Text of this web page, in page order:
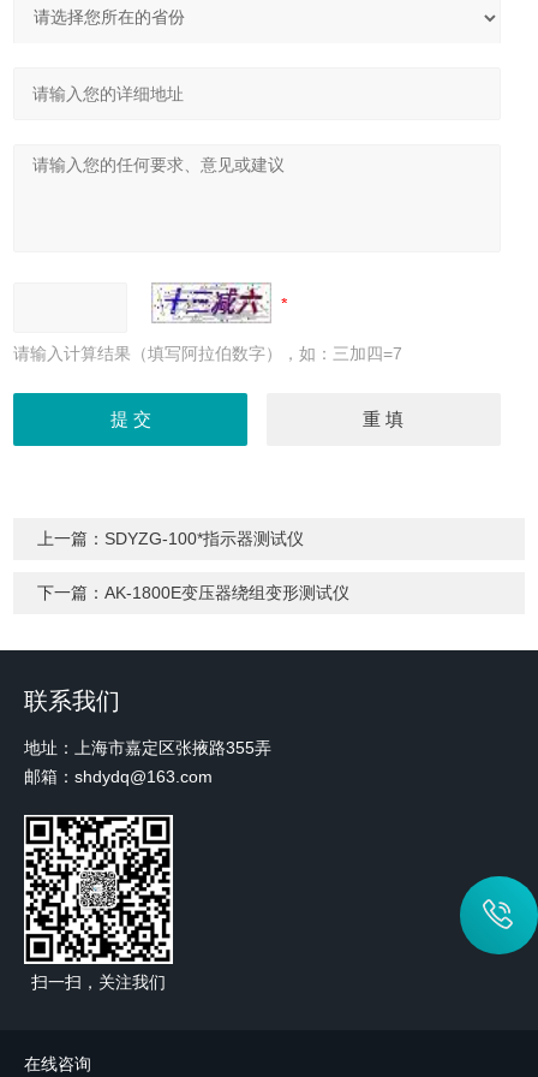
请输入计算结果（填写阿拉伯数字），如：三加四=7
上一篇： SDYZG-100*指示器测试仪
下一篇：AK-1800E变压器绕组变形测试仪
联系我们
地址：上海市嘉定区张掖路355弄
邮箱：shdydq@163.com
扫一扫，关注我们
在线咨询